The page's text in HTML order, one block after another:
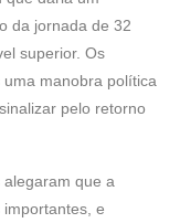
da jornada de 32
superior. Os
manobra política
pelo retorno
que a
e